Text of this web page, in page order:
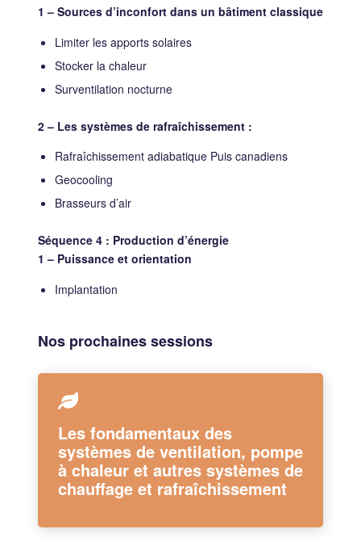
1 – Sources d’inconfort dans un bâtiment classique
Limiter les apports solaires
Stocker la chaleur
Surventilation nocturne
2 – Les systèmes de rafraîchissement :
Rafraîchissement adiabatique Puis canadiens
Geocooling
Brasseurs d’air
Séquence 4 : Production d’énergie
1 – Puissance et orientation
Implantation
Nos prochaines sessions
Les fondamentaux des
systèmes de ventilation, pompe
à chaleur et autres systèmes de
chauffage et rafraîchissement